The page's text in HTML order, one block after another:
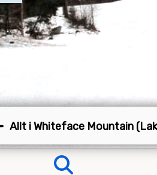
Allt i Whiteface Mountain